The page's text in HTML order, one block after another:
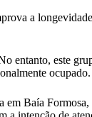
a
este
ocupado.
Baía